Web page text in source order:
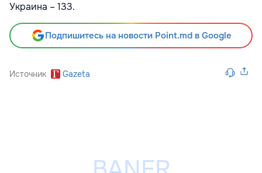
Украина – 133.
Подпишитесь на новости Point.md в Google
Источник Gazeta